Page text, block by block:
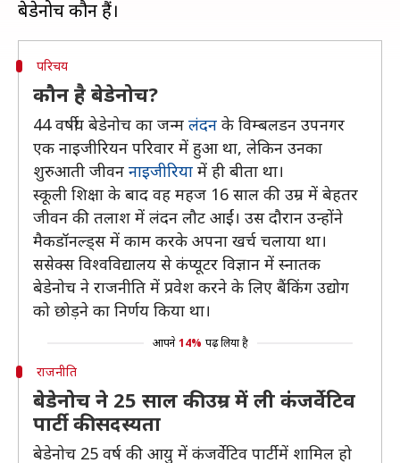
परिचय
कौन है बेडेनोच?
44 वर्षीय बेडेनोच का जन्म लंदन के विम्बलडन उपनगर
एक नाइजीरियन परिवार में हुआ था, लेकिन उनका
शुरुआती जीवन नाइजीरिया में ही बीता था।
स्कूली शिक्षा के बाद वह महज 16 साल की उम्र में बेहतर
जीवन की तलाश में लंदन लौट आईं। उस दौरान उन्होंने
मैकडॉनल्ड्स में काम करके अपना खर्च चलाया था।
ससेक्स विश्वविद्यालय से कंप्यूटर विज्ञान में स्नातक
बेडेनोच ने राजनीति में प्रवेश करने के लिए बैंकिंग उद्योग
को छोड़ने का निर्णय किया था।
आपने 14% पढ़ लिया है
राजनीति
बेडेनोच ने 25 साल की उम्र में ली कंजर्वेटिव
पार्टी की सदस्यता
बेडेनोच 25 वर्ष की आयु में कंजर्वेटिव पार्टी में शामिल हो